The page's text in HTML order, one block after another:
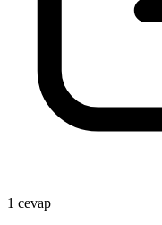
1 cevap